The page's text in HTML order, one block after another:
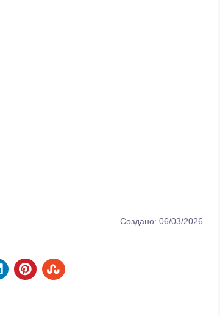
Создано: 06/03/2026